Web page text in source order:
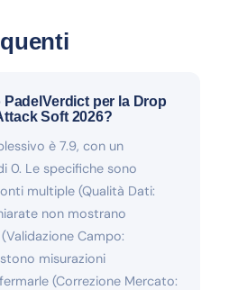
per la Drop
Soft 2026?
è 7.9, con un
0. Le specifiche sono
multiple (Qualità Dati:
non mostrano
Campo:
misurazioni
(Correzione Mercato: